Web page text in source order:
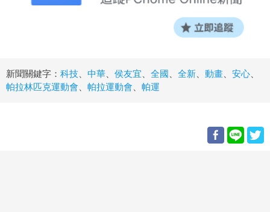
新聞關鍵字： 科技、 中華、 侯友宜、 全國 、 全新、 動畫、 安心、
帕拉林匹克運動會、 帕拉運動會、 帕運